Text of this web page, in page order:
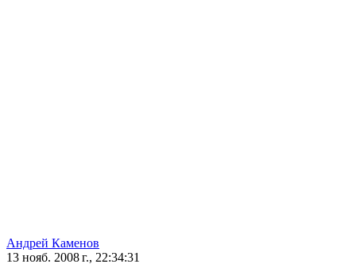
Андрей Каменов
13 нояб. 2008 г., 22:34:31